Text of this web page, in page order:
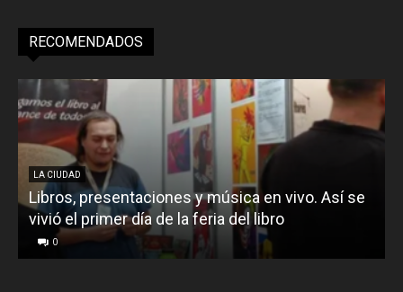
RECOMENDADOS
LA CIUDAD
Libros, presentaciones y música en vivo. Así se
vivió el primer día de la feria del libro
0